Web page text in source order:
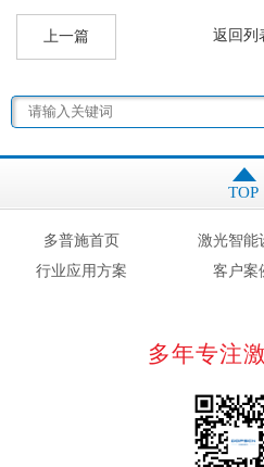
上一篇 返回列
TOP
多普施首页 激光智能
行业应用方案
客户案
多年专注